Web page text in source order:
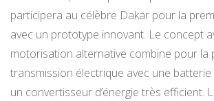
participera au célèbre Dakar pour la
avec un prototype innovant. Le concept
motorisation alternative combine pour la
transmission électrique avec une
un convertisseur d’énergie très efficient.